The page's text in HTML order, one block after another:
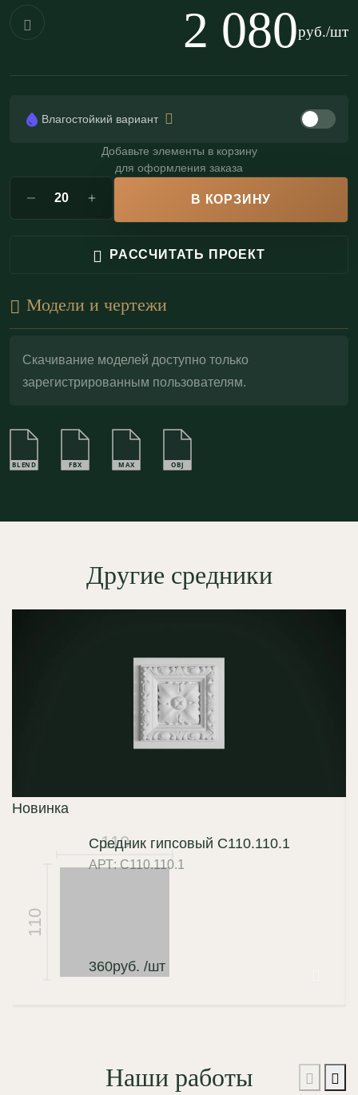
негорючий (КМ0);
влагостойкого варианта;
Такие декоративные детали работают как точная
авторская нота: они дисциплинируют
архитектурную композицию, поддерживают
пространству индивидуальность — от сдержанной
стилизации.
2 080руб./шт
Влагостойкий вариант
Добавьте элементы в корзину
для оформления заказа
В КОРЗИНУ
РАССЧИТАТЬ ПРОЕКТ
Модели и чертежи
Скачивание моделей доступно только
зарегистрированным пользователям.
BLEND FBX MAX OBJ
Другие средники
Новинка
110
110
Средник гипсовый С110.110.1
АРТ: С110.110.1
360руб. /шт
Наши работы